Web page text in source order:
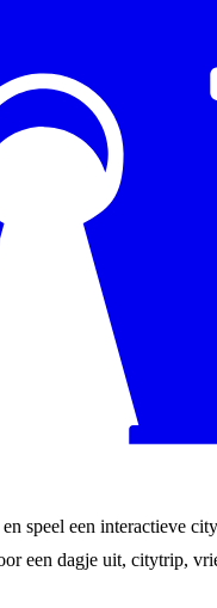
speel een interactieve
een dagje uit, citytrip,